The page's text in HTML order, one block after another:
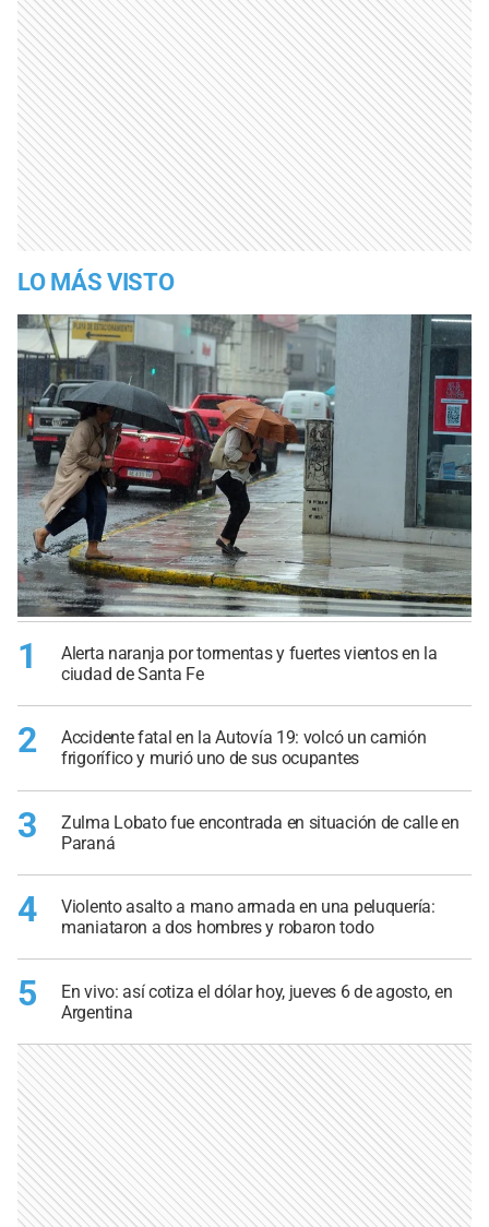
LO MÁS VISTO
1
Alerta naranja por tormentas y fuertes vientos en la
ciudad de Santa Fe
2
Accidente fatal en la Autovía 19: volcó un camión
frigorífico y murió uno de sus ocupantes
3
Zulma Lobato fue encontrada en situación de calle en
Paraná
4
Violento asalto a mano armada en una peluquería:
maniataron a dos hombres y robaron todo
5
En vivo: así cotiza el dólar hoy, jueves 6 de agosto, en
Argentina